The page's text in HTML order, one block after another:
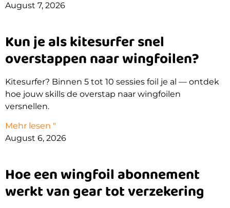
August 7, 2026
Kun je als kitesurfer snel
overstappen naar wingfoilen?
Kitesurfer? Binnen 5 tot 10 sessies foil je al — ontdek
hoe jouw skills de overstap naar wingfoilen
versnellen.
Mehr lesen "
August 6, 2026
Hoe een wingfoil abonnement
werkt van gear tot verzekering